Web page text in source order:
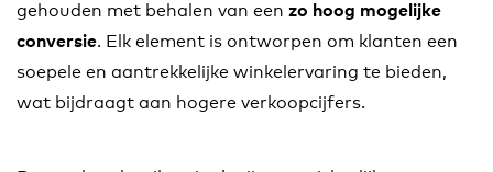
gehouden met behalen van een zo hoog mogelijke
conversie. Elk element is ontworpen om klanten een
soepele en aantrekkelijke winkelervaring te bieden,
wat bijdraagt aan hogere verkoopcijfers.